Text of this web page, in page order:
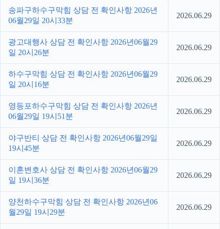
송파구하수구막힘 상담 전 확인사항 2026년
06월29일 20시33분
2026.06.29
광고대행사 상담 전 확인사항 2026년06월29
일 20시26분
2026.06.29
하수구막힘 상담 전 확인사항 2026년06월29
일 20시16분
2026.06.29
영등포하수구막힘 상담 전 확인사항 2026년
06월29일 19시51분
2026.06.29
야구반티 상담 전 확인사항 2026년06월29일
19시45분
2026.06.29
이혼변호사 상담 전 확인사항 2026년06월29
일 19시36분
2026.06.29
양천하수구막힘 상담 전 확인사항 2026년06
월29일 19시29분
2026.06.29